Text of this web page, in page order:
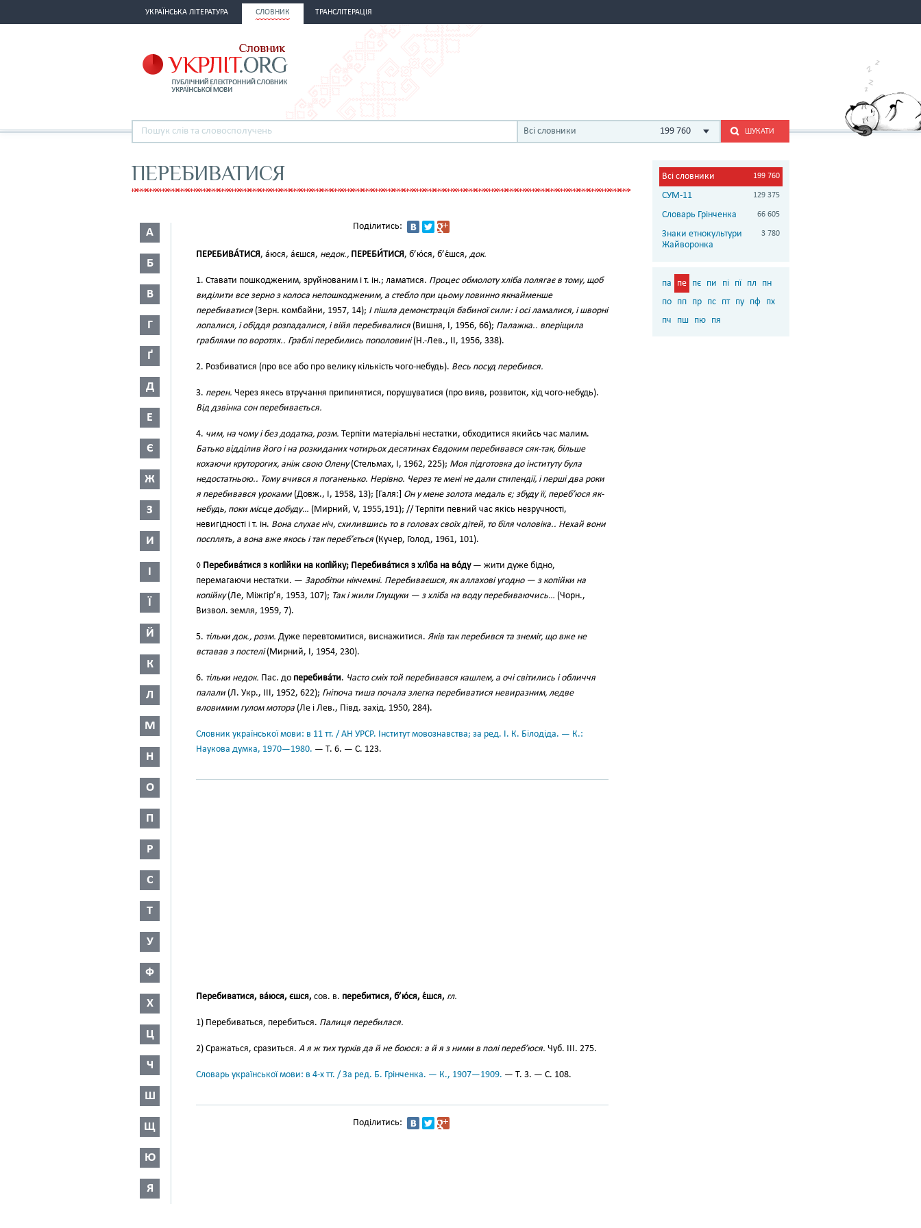
УКРАЇНСЬКА ЛІТЕРАТУРА СЛОВНИК ТРАНСЛІТЕРАЦІЯ
Всі словники 199 760 ШУКАТИ
ПЕРЕБИВАТИСЯ
А
Б
В
Г
Ґ
Д
Е
Є
Ж
З
И
І
Ї
Й
К
Л
М
Н
О
П
Р
С
Т
У
Ф
Х
Ц
Ч
Ш
Щ
Ю
Я
Поділитись:
ПЕРЕБИВА́ТИСЯ, а́юся, а́єшся, недок., ПЕРЕБИ́ТИСЯ, б’ю́ся, б’є́шся, док.
1. Ставати пошкодженим, зруйнованим і т. ін.; ламатися. Процес обмолоту хліба полягає в тому, щоб
виділити все зерно з колоса непошкодженим, а стебло при цьому повинно якнайменше
перебиватися (Зерн. комбайни, 1957, 14); І пішла демонстрація бабиної сили: і осі ламалися, і шворні
лопалися, і обіддя розпадалися, і війя перебивалися (Вишня, І, 1956, 66); Палажка.. вперіщила
граблями по воротях.. Граблі перебились пополовині(Н.-Лев., II, 1956, 338).
2. Розбиватися (про все або про велику кількість чого-небудь). Весь посуд перебився.
3. перен. Через якесь втручання припинятися, порушуватися (про вияв, розвиток, хід чого-небудь).
Від дзвінка сон перебивається.
4. чим, на чому і без додатка, розм. Терпіти матеріальні нестатки, обходитися якийсь час малим.
Батько відділив його і на розкиданих чотирьох десятинах Євдоким перебивався сяк-так, більше
кохаючи круторогих, аніж свою Олену(Стельмах, І, 1962, 225); Моя підготовка до інституту була
недостатньою.. Тому вчився я поганенько. Нерівно. Через те мені не дали стипендії, і перші два роки
я перебивався уроками (Довж., І, 1958, 13); [Галя:] Он у мене золота медаль є; збуду її, переб’юся як-
небудь, поки місце добуду… (Мирний, V, 1955,191); // Терпіти певний час якісь незручності,
невигідності і т. ін. Вона слухає ніч, схилившись то в головах своїх дітей, то біля чоловіка.. Нехай вони
посплять, а вона вже якось і так переб’ється (Кучер, Голод, 1961, 101).
◊ Перебива́тися з копі́йки на копі́йку; Перебива́тися з хлі́ба на во́ду— жити дуже бідно,
перемагаючи нестатки. — Заробітки нікчемні. Перебиваєшся, як аллахові угодно — з копійки на
копійку(Ле, Міжгір’я, 1953, 107); Так і жили Глущуки — з хліба на воду перебиваючись… (Чорн.,
Визвол. земля, 1959, 7).
5. тільки док., розм. Дуже перевтомитися, виснажитися. Яків так перебився та знеміг, що вже не
вставав з постелі(Мирний, І, 1954, 230).
6. тільки недок. Пас. до перебива́ти. Часто сміх той перебивався кашлем, а очі світились і обличчя
палали (Л. Укр., III, 1952, 622); Гнітюча тиша почала злегка перебиватися невиразним, ледве
вловимим гулом мотора (Ле і Лев., Півд. захід. 1950, 284).
Словник української мови: в 11 тт. / АН УРСР. Інститут мовознавства; за ред. І. К. Білодіда. — К.:
Наукова думка, 1970—1980. — Т. 6. — С. 123.
Перебиватися, ва́юся, єшся, сов. в. перебитися, б’ю́ся, є́шся, гл.
1) Перебиваться, перебиться. Палиця перебилася.
2) Сражаться, сразиться. А я ж тих турків да й не боюся: а й я з ними в полі переб’юся. Чуб. III. 275.
Словарь української мови: в 4-х тт. / За ред. Б. Грінченка. — К., 1907—1909. — Т. 3. — С. 108.
Поділитись:
Всі словники 199 760
СУМ-11 129 375
Словарь Грінченка 66 605
Знаки етнокультури
Жайворонка
3 780
па пе пє пи пі пї пл
пн
по пп пр пс пт пу пф пх
пч
пш пю пя